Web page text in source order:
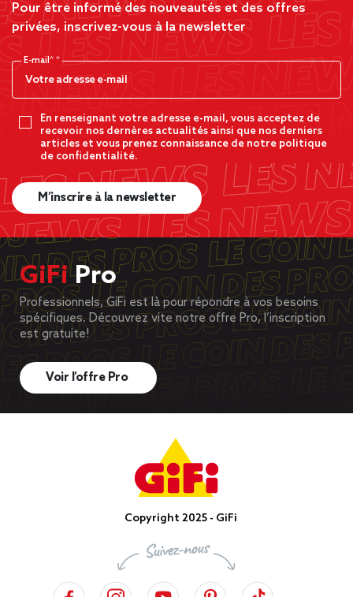
Pour être informé des nouveautés et des offres
privées, inscrivez-vous à la newsletter
E-mail*
En renseignant votre adresse e-mail, vous acceptez de
recevoir nos dernères actualités ainsi que nos derniers
articles et vous prenez connaissance de notre politique
de confidentialité.
M’inscrire à la newsletter
GiFiPro
Professionnels, GiFi est là pour répondre à vos besoins
spécifiques. Découvrez vite notre offre Pro, l’inscription
est gratuite!
Voir l’offre Pro
Copyright 2025 - GiFi